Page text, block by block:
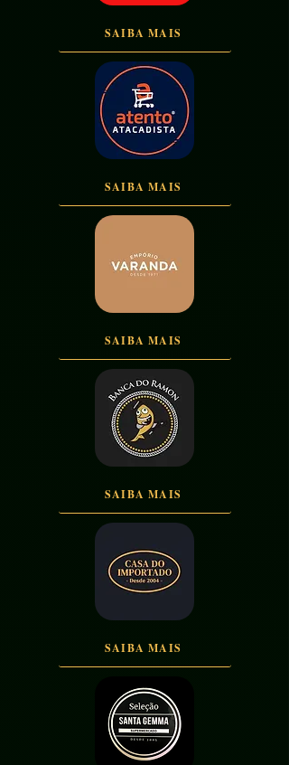
SAIBA MAIS
SAIBA MAIS
SAIBA MAIS
SAIBA MAIS
SAIBA MAIS